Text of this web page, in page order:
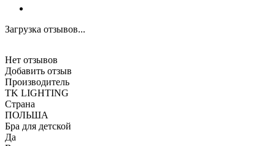
Загрузка отзывов...
Нет отзывов
Добавить отзыв
Производитель
TK LIGHTING
Страна
ПОЛЬША
Бра для детской
Да